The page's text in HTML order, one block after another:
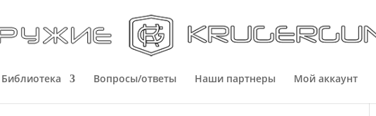
Библиотека Вопросы/ответы Наши партнеры Мой аккаунт